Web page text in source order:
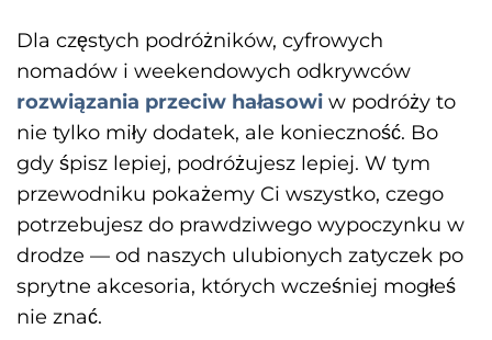
Dla częstych podróżników, cyfrowych
nomadów i weekendowych odkrywców
rozwiązania przeciw hałasowi w podróży to
nie tylko miły dodatek, ale konieczność. Bo
gdy śpisz lepiej, podróżujesz lepiej. W tym
przewodniku pokażemy Ci wszystko, czego
potrzebujesz do prawdziwego wypoczynku w
drodze — od naszych ulubionych zatyczek po
sprytne akcesoria, których wcześniej mogłeś
nie znać.